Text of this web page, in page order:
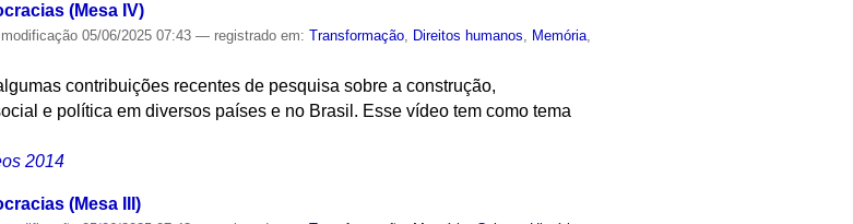
(Mesa IV)
05/06/2025 07:43— registrado em:Transformação, Direitos humanos, Memória,
contribuições recentes de pesquisa sobre a construção,
e política em diversos países e no Brasil. Esse vídeo tem como tema
2014
(Mesa III)